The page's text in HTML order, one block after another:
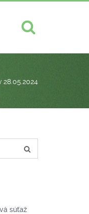
28.05.2024
súťaž